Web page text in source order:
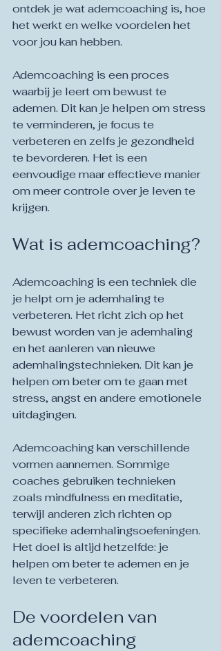
ontdek je wat ademcoaching is, hoe
het werkt en welke voordelen het
voor jou kan hebben.
Ademcoaching is een proces
waarbij je leert om bewust te
ademen. Dit kan je helpen om stress
te verminderen, je focus te
verbeteren en zelfs je gezondheid
te bevorderen. Het is een
eenvoudige maar effectieve manier
om meer controle over je leven te
krijgen.
Wat is ademcoaching?
Ademcoaching is een techniek die
je helpt om je ademhaling te
verbeteren. Het richt zich op het
bewust worden van je ademhaling
en het aanleren van nieuwe
ademhalingstechnieken. Dit kan je
helpen om beter om te gaan met
stress, angst en andere emotionele
uitdagingen.
Ademcoaching kan verschillende
vormen aannemen. Sommige
coaches gebruiken technieken
zoals mindfulness en meditatie,
terwijl anderen zich richten op
specifieke ademhalingsoefeningen.
Het doel is altijd hetzelfde: je
helpen om beter te ademen en je
leven te verbeteren.
De voordelen van
ademcoaching